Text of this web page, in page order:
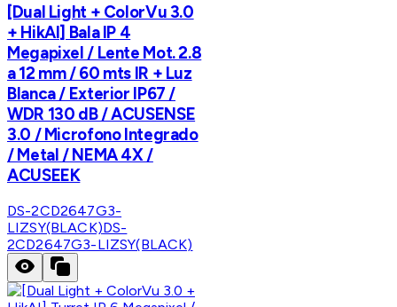
[Dual Light + ColorVu 3.0
+ HikAI] Bala IP 4
Megapixel / Lente Mot. 2.8
a 12 mm / 60 mts IR + Luz
Blanca / Exterior IP67 /
WDR 130 dB / ACUSENSE
3.0 / Microfono Integrado
/ Metal / NEMA 4X /
ACUSEEK
DS-2CD2647G3-
LIZSY(BLACK)DS-
2CD2647G3-LIZSY(BLACK)